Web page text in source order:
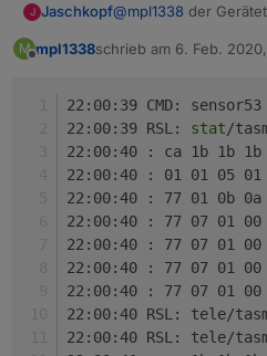
J Jaschkopf@mpl1338 der
Zähler die Leistung
deiner Rohwerte aus
Debugging.
Gruß Jaschkopf
M mpl1338schrieb am 6. Feb.
zuletzt editiert von
22:00:39 CMD: sensor53
22:00:39 RSL: stat/
22:00:40 : ca 1b 1b 1b
22:00:40 : 01 01 05
22:00:40 : 77 01 0b
22:00:40 : 77 07 01
22:00:40 : 77 07 01
22:00:40 : 77 07 01
22:00:40 : 77 07 01
22:00:40 RSL: tele/
22:00:40 RSL: tele/